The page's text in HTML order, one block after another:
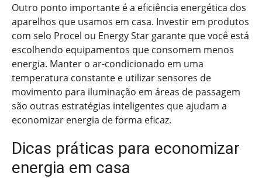
Outro ponto importante é a eficiência energética dos
aparelhos que usamos em casa. Investir em produtos
com selo Procel ou Energy Star garante que você está
escolhendo equipamentos que consomem menos
energia. Manter o ar-condicionado em uma
temperatura constante e utilizar sensores de
movimento para iluminação em áreas de passagem
são outras estratégias inteligentes que ajudam a
economizar energia de forma eficaz.
Dicas práticas para economizar
energia em casa